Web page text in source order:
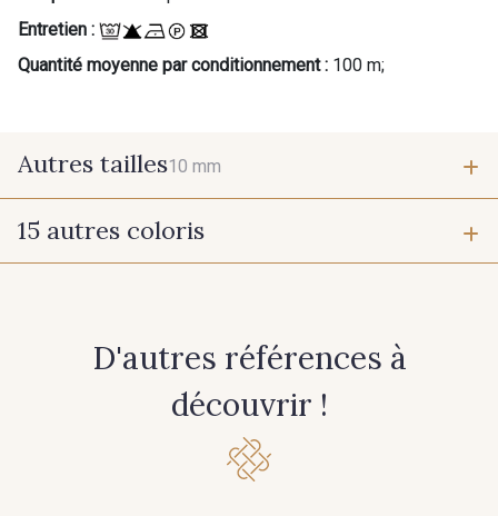
Entretien :
Quantité moyenne par conditionnement : 100 m;
Autres tailles10 mm
10 mm
15 autres coloris
D'autres références à
découvrir !